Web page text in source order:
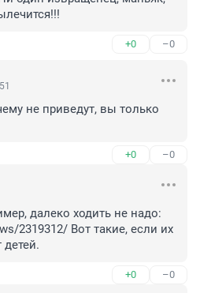
+0 –0
не приведут, вы только
+0 –0
далеко ходить не надо:
2319312/ Вот такие, если их
детей.
+0 –0